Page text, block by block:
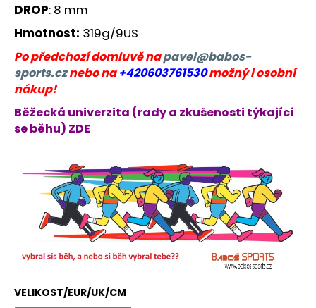
DROP: 8 mm
Hmotnost: 319g/9US
Po předchozí domluvě napavel@babos-
sports.cznebo na+420603761530možný i osobní
nákup!
Běžecká univerzita (rady a zkušenosti týkající
se běhu) ZDE
VELIKOST/EUR/UK/CM